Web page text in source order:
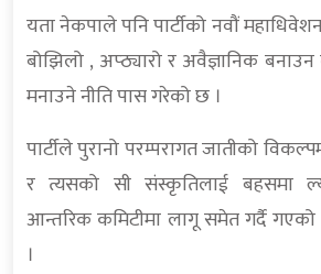
यता नेकपाले पनि पार्टीको नवौं
बोझिलो , अप्ठ्यारो र अवैज्ञानिक
मनाउने नीति पास गरेको छ ।
पार्टीले पुरानो परम्परागत जातीको
र त्यसको सी संस्कृतिलाई बहसमा
आन्तरिक कमिटीमा लागू समेत गर्दै
।